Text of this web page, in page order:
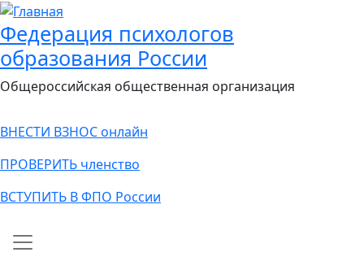
Федерация психологов
образования России
Общероссийская общественная организация
ВНЕСТИ ВЗНОС онлайн
ПРОВЕРИТЬ членство
ВСТУПИТЬ В ФПО России
Main navigation